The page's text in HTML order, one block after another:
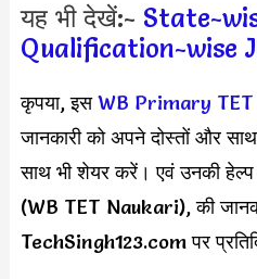
यह भी देखें:- State-
Qualification-wise
कृपया, इसWB Primary
जानकारी को अपने दोस्तों और
साथ भी शेयर करें। एवं उनकी हेल्प
(WB TET Naukari), की
TechSingh123.com पर